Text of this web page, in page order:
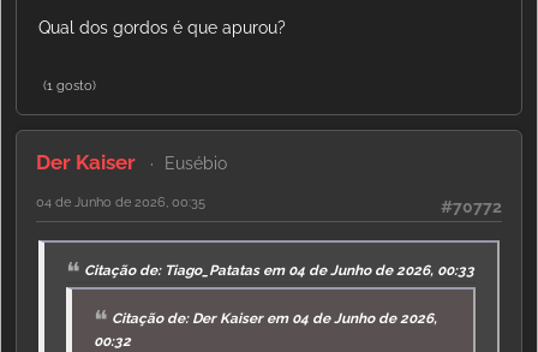
Qual dos gordos é que apurou?
(1 gosto)
Der Kaiser Eusébio
#70772
04 de Junho de 2026, 00:35
Citação de: Tiago_Patatas em 04 de Junho de 2026, 00:33
Citação de: Der Kaiser em 04 de Junho de 2026,
00:32